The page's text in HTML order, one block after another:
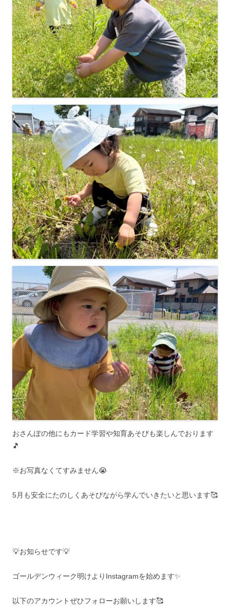
おさんぽの他にもカード学習や知育あそびも楽しんでおります
🎵
※お写真なくてすみません😭
5月も安全にたのしくあそびながら学んでいきたいと思います🥰
💡お知らせです💡
ゴールデンウィーク明けよりInstagramを始めます✨
以下のアカウントぜひフォローお願いします🥰